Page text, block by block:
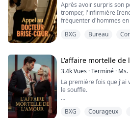
Après avoir surpris son
tromper, l'infirmière
fréquenter d'hommes en
troquant le drame et les
Irene est prête à se co...
BXG Bureau
L'affaire mortelle de
3.4kVues ·Terminé ·
La première fois que j'ai
le souffle.
beauté.
BXG Courageux